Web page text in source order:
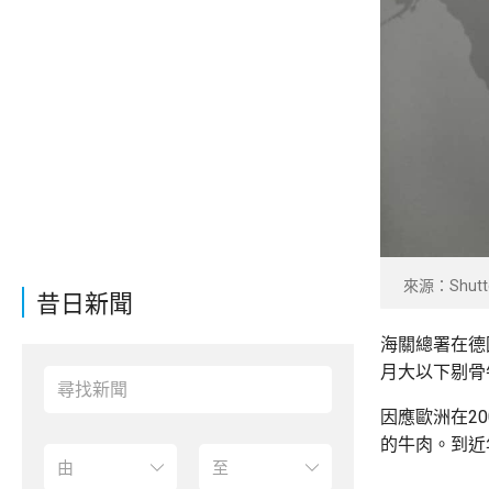
昔日新聞
來源：
海關總署在
月大以下剔
因應歐洲在
的牛肉。到